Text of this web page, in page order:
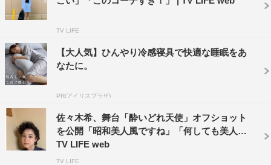
TV LIFE
【大人気】ひんやり冷感寝具で快適な睡眠をあ
なたに。
PR(アイリスプラザ)
佐々木希、舞台「酔いどれ天使」オフショット
を公開「昭和美人風ですね」「何しても美人」 |
TV LIFE web
TV LIFE